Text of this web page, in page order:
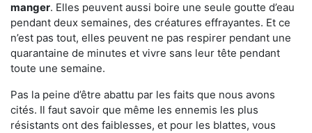
manger. Elles peuvent aussi boire une seule goutte d’eau
pendant deux semaines, des créatures effrayantes. Et ce
n’est pas tout, elles peuvent ne pas respirer pendant une
quarantaine de minutes et vivre sans leur tête pendant
toute une semaine.
Pas la peine d’être abattu par les faits que nous avons
cités. Il faut savoir que même les ennemis les plus
résistants ont des faiblesses, et pour les blattes, vous